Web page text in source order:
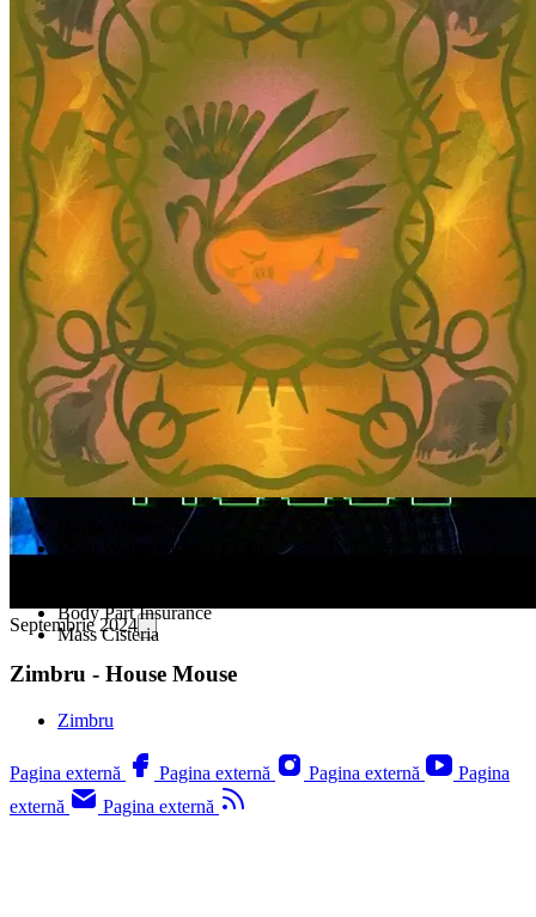
Short Walk Outside of Fear
Body Part Insurance
Mass Cisteria
Pagina externă
Pagina externă
Zimbru
Videoclipuri
Septembrie 2024
Zimbru - House Mouse
Zimbru
Pagina externă Pagina externă Pagina externă
Pagina
externă
Pagina externă